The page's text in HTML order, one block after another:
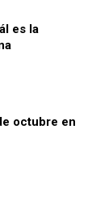
es la
octubre en